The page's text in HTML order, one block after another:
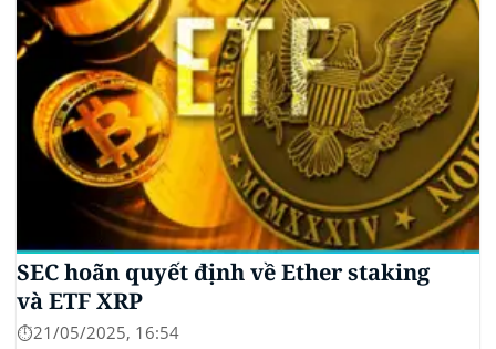
SEC hoãn quyết định về Ether staking
và ETF XRP
⏱️21/05/2025, 16:54